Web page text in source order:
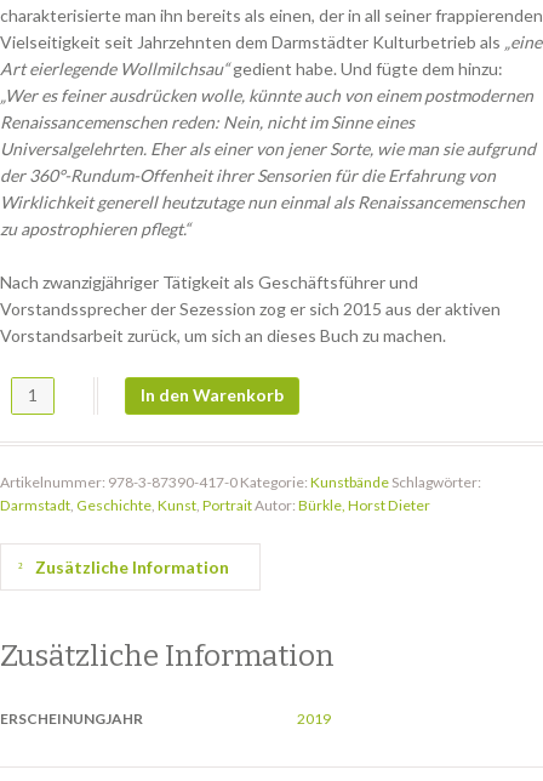
charakterisierte man ihn bereits als einen, der in all seiner frappierenden
Vielseitigkeit seit Jahrzehnten dem Darmstädter Kulturbetrieb als „eine
Art eierlegende Wollmilchsau“gedient habe. Und fügte dem hinzu:
„Wer es feiner ausdrücken wolle, künnte auch von einem postmodernen
Renaissancemenschen reden: Nein, nicht im Sinne eines
Universalgelehrten. Eher als einer von jener Sorte, wie man sie aufgrund
der 360°-Rundum-Offenheit ihrer Sensorien für die Erfahrung von
Wirklichkeit generell heutzutage nun einmal als Renaissancemenschen
zu apostrophieren pflegt.“
Nach zwanzigjähriger Tätigkeit als Geschäftsführer und
Vorstandssprecher der Sezession zog er sich 2015 aus der aktiven
Vorstandsarbeit zurück, um sich an dieses Buch zu machen.
UNHEIL – Exemplarische Berichte über die entarteten und verfemten
In den Warenkorb
Artikelnummer: 978-3-87390-417-0 Kategorie: Kunstbände Schlagwörter:
Darmstadt Geschichte Kunst PortraitAutor: Bürkle, Horst Dieter
Zusätzliche Information
Zusätzliche Information
ERSCHEINUNGJAHR 2019